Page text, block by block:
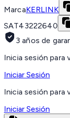
MarcaKERLINK
SAT43222640
3 años de
Inicia sesión para
Iniciar Sesión
Inicia sesión para
Iniciar Sesión